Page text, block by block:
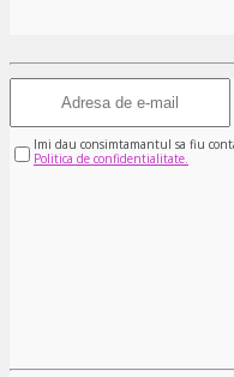
Imi dau consimtamantul sa fiu
Politica de confidentialitate.